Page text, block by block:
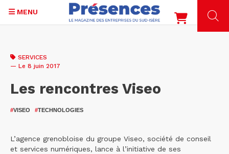
contenu
MENU
SERVICES
— Le 8 juin 2017
Les rencontres Viseo
#VISEO #TECHNOLOGIES
L’agence grenobloise du groupe Viseo, société de conseil
et services numériques, lance à l’initiative de ses